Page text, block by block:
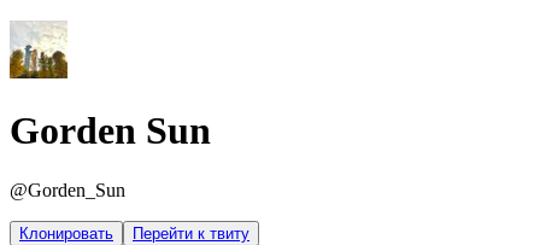
Gorden Sun
@Gorden_Sun
Клонировать Перейти к твиту